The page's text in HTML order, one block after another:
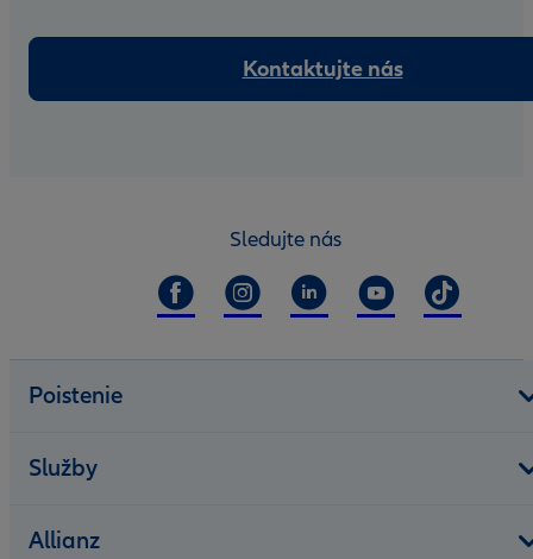
Kontaktujte nás
Sledujte nás
Poistenie
Služby
Allianz